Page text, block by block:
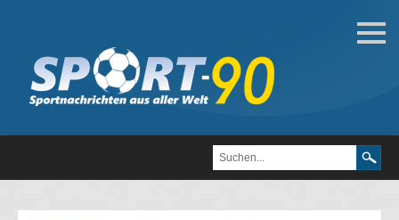
Deutsche
Transfergerüchte
FC